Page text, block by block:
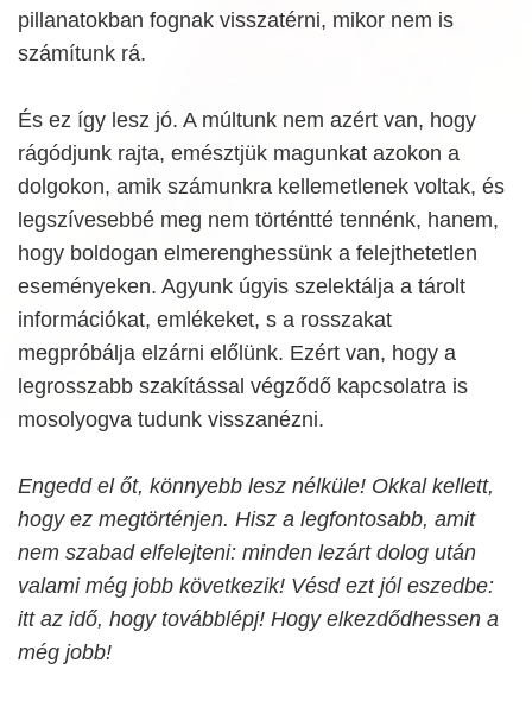
pillanatokban fognak visszatérni, mikor nem is
számítunk rá.
És ez így lesz jó. A múltunk nem azért van, hogy
rágódjunk rajta, emésztjük magunkat azokon a
dolgokon, amik számunkra kellemetlenek voltak, és
legszívesebbé meg nem történtté tennénk, hanem,
hogy boldogan elmerenghessünk a felejthetetlen
eseményeken. Agyunk úgyis szelektálja a tárolt
információkat, emlékeket, s a rosszakat
megpróbálja elzárni előlünk. Ezért van, hogy a
legrosszabb szakítással végződő kapcsolatra is
mosolyogva tudunk visszanézni.
Engedd el őt, könnyebb lesz nélküle! Okkal kellett,
hogy ez megtörténjen. Hisz a legfontosabb, amit
nem szabad elfelejteni: minden lezárt dolog után
valami még jobb következik! Vésd ezt jól eszedbe:
itt az idő, hogy továbblépj! Hogy elkezdődhessen a
még jobb!